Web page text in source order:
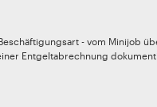
- vom Minijob
Entgeltabrechnung